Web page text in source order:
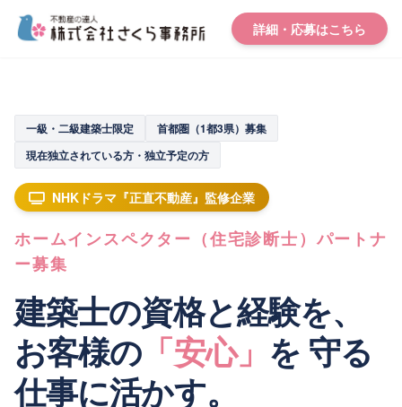
詳細・応募はこちら
一級・二級建築士限定
首都圏（1都3県）募集
現在独立されている方・独立予定の方
NHKドラマ『正直不動産』監修企業
ホームインスペクター（住宅診断士）パートナ
ー募集
建築士の資格と経験を、
お客様の 「安心」 を 守る
仕事に活かす。